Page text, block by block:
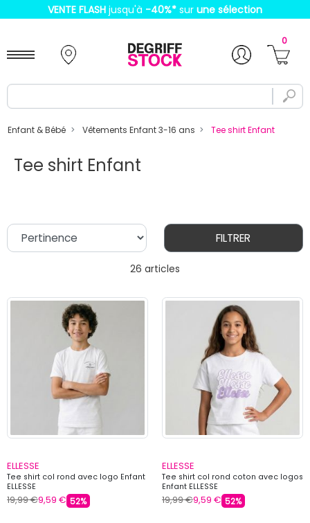
VENTE FLASH jusqu'à -40%* sur une sélection
0
Enfant & Bébé Vêtements Enfant 3-16 ans Tee shirt Enfant
Tee shirt Enfant
26 articles
FILTRER
ELLESSE
Tee shirt col rond avec logo Enfant
ELLESSE
19,99 €9,59 € 52%
ELLESSE
Tee shirt col rond coton avec logos
Enfant ELLESSE
19,99 €9,59 € 52%